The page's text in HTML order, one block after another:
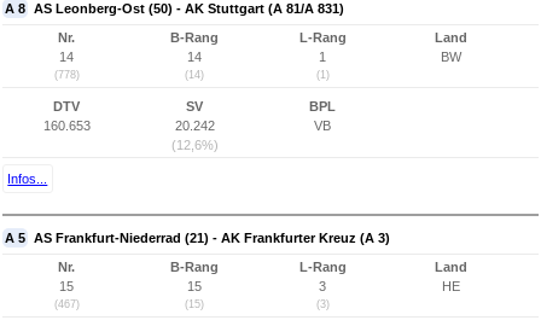
A 8 AS Leonberg-Ost (50) - AK Stuttgart (A 81/A 831)
Nr.
14
(778)
B-Rang
14
(14)
L-Rang
1
(1)
Land
BW
DTV
160.653
SV
20.242
(12,6%)
BPL
VB
Infos...
A 5 AS Frankfurt-Niederrad (21) - AK Frankfurter Kreuz (A 3)
Nr.
15
(467)
B-Rang
15
(15)
L-Rang
3
(3)
Land
HE